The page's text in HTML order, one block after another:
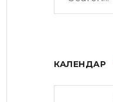
КАЛЕНДАР